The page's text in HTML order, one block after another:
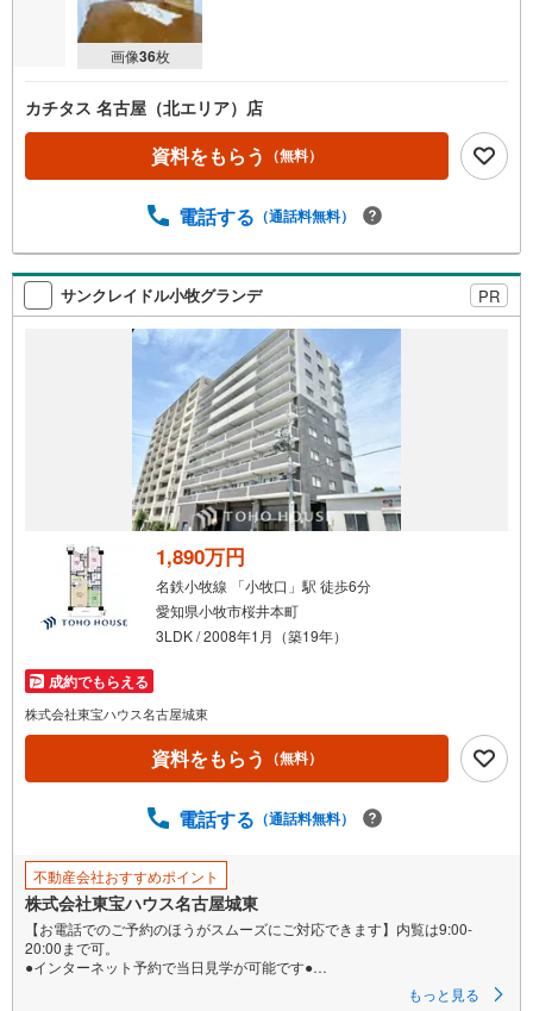
画像36枚
カチタス 名古屋（北エリア）店
資料をもらう （無料）
電話する （通話料無料）
サンクレイドル小牧グランデ PR
1,890万円
名鉄小牧線 「小牧口」駅 徒歩6分
愛知県小牧市桜井本町
3LDK / 2008年1月（築19年）
成約でもらえる
株式会社東宝ハウス名古屋城東
資料をもらう （無料）
電話する （通話料無料）
不動産会社おすすめポイント
株式会社東宝ハウス名古屋城東
【お電話でのご予約のほうがスムーズにご対応できます】内覧は9:00-
20:00まで可。
●インターネット予約で当日見学が可能です●
もっと見る